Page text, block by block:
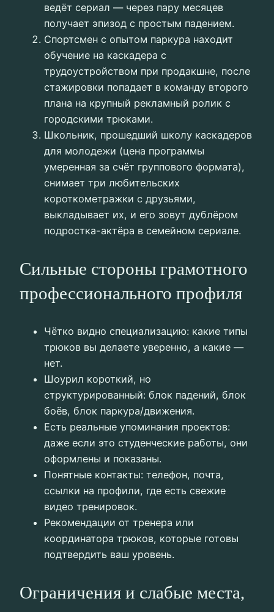
ведёт сериал — через пару месяцев
получает эпизод с простым падением.
Спортсмен с опытом паркура находит
обучение на каскадера с
трудоустройством при продакшне, после
стажировки попадает в команду второго
плана на крупный рекламный ролик с
городскими трюками.
Школьник, прошедший школу каскадеров
для молодежи (цена программы
умеренная за счёт группового формата),
снимает три любительских
короткометражки с друзьями,
выкладывает их, и его зовут дублёром
подростка-актёра в семейном сериале.
Сильные стороны грамотного
профессионального профиля
Чётко видно специализацию: какие типы
трюков вы делаете уверенно, а какие —
нет.
Шоурил короткий, но
структурированный: блок падений, блок
боёв, блок паркура/движения.
Есть реальные упоминания проектов:
даже если это студенческие работы, они
оформлены и показаны.
Понятные контакты: телефон, почта,
ссылки на профили, где есть свежие
видео тренировок.
Рекомендации от тренера или
координатора трюков, которые готовы
подтвердить ваш уровень.
Ограничения и слабые места,